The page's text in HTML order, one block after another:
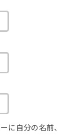
に自分の名前、